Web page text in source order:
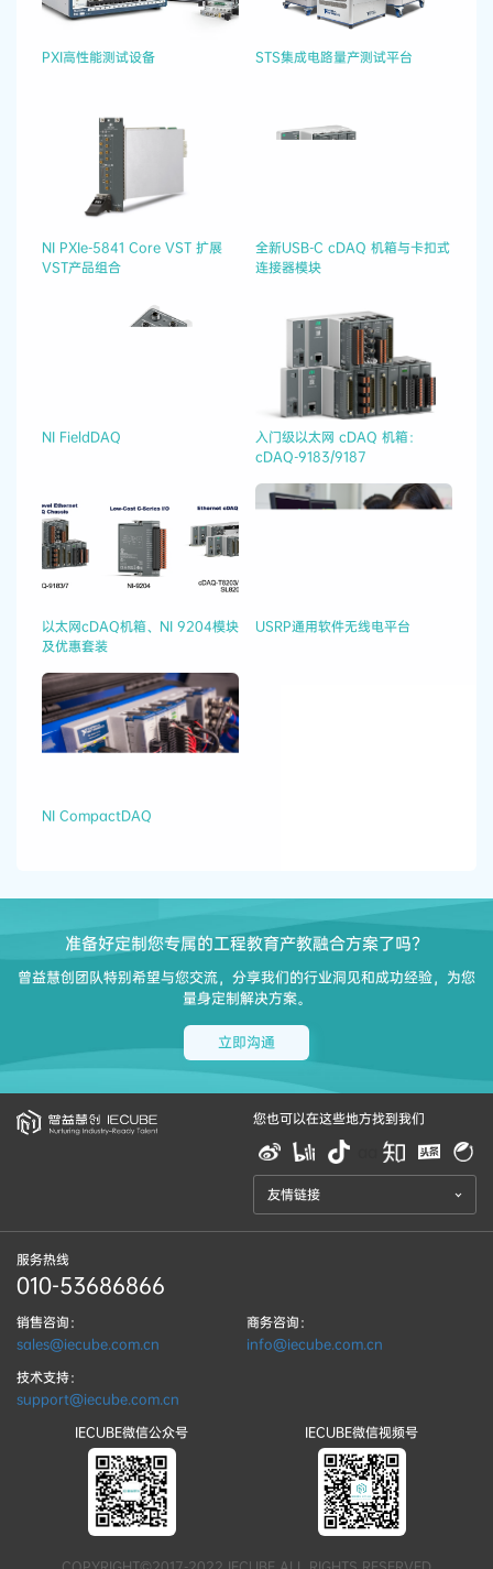
PXI高性能测试设备 STS集成电路量产测试平台
NI PXIe-5841 Core VST 扩展
VST产品组合
全新USB-C cDAQ 机箱与卡扣式
连接器模块
NI FieldDAQ
入门级以太网 cDAQ 机箱：
cDAQ-9183/9187
以太网cDAQ机箱、NI 9204模块
及优惠套装
USRP通用软件无线电平台
NI CompactDAQ
准备好定制您专属的工程教育产教融合方案了吗？
曾益慧创团队特别希望与您交流，分享我们的行业洞见和成功经验，为您
量身定制解决方案。
立即沟通
您也可以在这些地方找到我们
友情链接
服务热线
010-53686866
销售咨询：
sales@iecube.com.cn
商务咨询：
info@iecube.com.cn
技术支持：
support@iecube.com.cn
IECUBE微信公众号
IECUBE微信视频号